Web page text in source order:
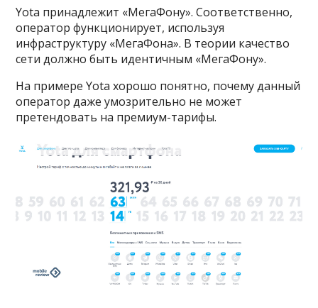
Yota принадлежит «МегаФону». Соответственно,
оператор функционирует, используя
инфраструктуру «МегаФона». В теории качество
сети должно быть идентичным «МегаФону».
На примере Yota хорошо понятно, почему данный
оператор даже умозрительно не может
претендовать на премиум-тарифы.